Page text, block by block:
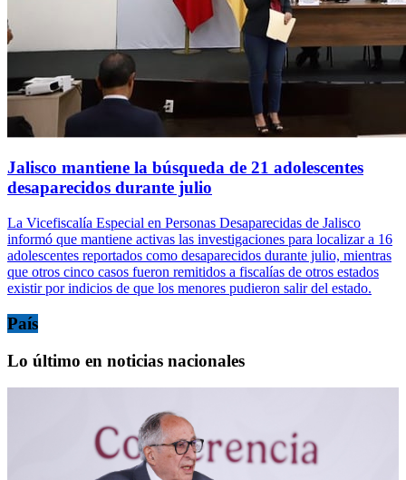
Jalisco mantiene la búsqueda de 21 adolescentes
desaparecidos durante julio
La Vicefiscalía Especial en Personas Desaparecidas de Jalisco
informó que mantiene activas las investigaciones para localizar a 16
adolescentes reportados como desaparecidos durante julio, mientras
que otros cinco casos fueron remitidos a fiscalías de otros estados
existir por indicios de que los menores pudieron salir del estado.
País
Lo último en noticias nacionales